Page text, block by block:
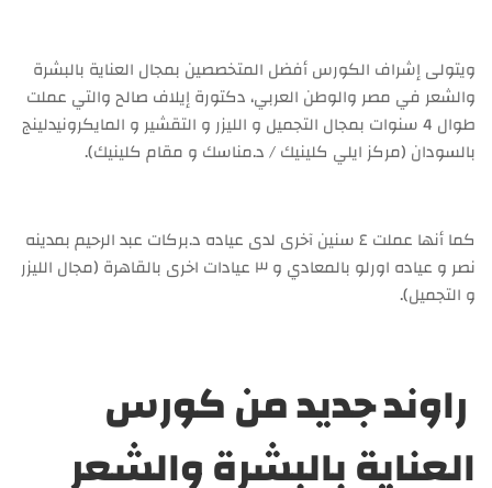
ويتولى إشراف الكورس أفضل المتخصصين بمجال العناية بالبشرة
والشعر في مصر والوطن العربي، دكتورة إيلاف صالح والتي عملت
طوال 4 سنوات بمجال التجميل و الليزر و التقشير و المايكرونيدلينج
بالسودان (مركز ايلي كلينيك / د.مناسك و مقام كلينيك).
كما أنها عملت ٤ سنين آخرى لدى عياده د.بركات عبد الرحيم بمدينه
نصر و عياده اورلو بالمعادي و ٣ عيادات اخرى بالقاهرة (مجال الليزر
و التجميل).
راوند جديد من كورس
العناية بالبشرة والشعر